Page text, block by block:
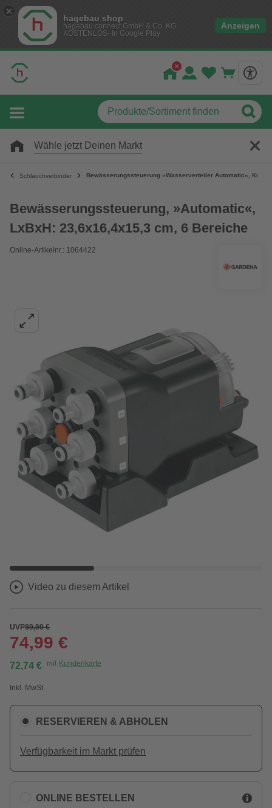
hagebau shop
hagebau connect GmbH & Co. KG
KOSTENLOS- In Google Play
Anzeigen
Wähle jetzt Deinen Markt
Schlauchverbinder Bewässerungssteuerung »Wasserverteiler Automatic«,
Bewässerungssteuerung, »Automatic«,
LxBxH: 23,6x16,4x15,3 cm, 6 Bereiche
Online-Artikelnr.: 1064422
Video zu diesem Artikel
UVP89,99 €
74,99 €
72,74 € mit Kundenkarte
Inkl. MwSt.
RESERVIEREN & ABHOLEN
Verfügbarkeit im Markt prüfen
ONLINE BESTELLEN